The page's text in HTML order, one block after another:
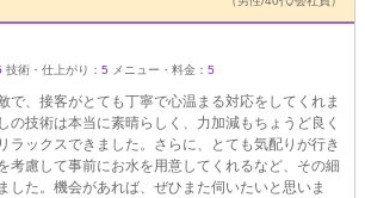
技術・仕上がり： 5 メニュー・料金： 5
で、接客がとても丁寧で心温まる対応をしてくれま
の技術は本当に素晴らしく、力加減もちょうど良く
ラックスできました。さらに、とても気配りが行き
考慮して事前にお水を用意してくれるなど、その細
した。機会があれば、ぜひまた伺いたいと思いま